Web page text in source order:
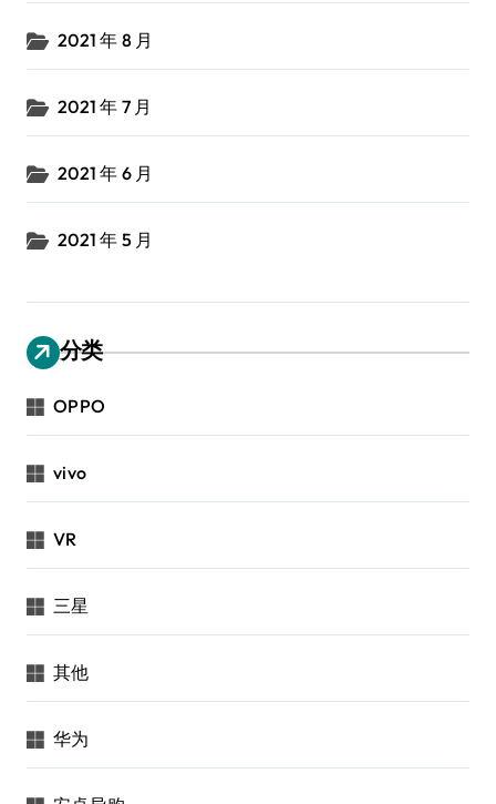
2021 年 8 月
2021 年 7 月
2021 年 6 月
2021 年 5 月
分类
OPPO
vivo
VR
三星
其他
华为